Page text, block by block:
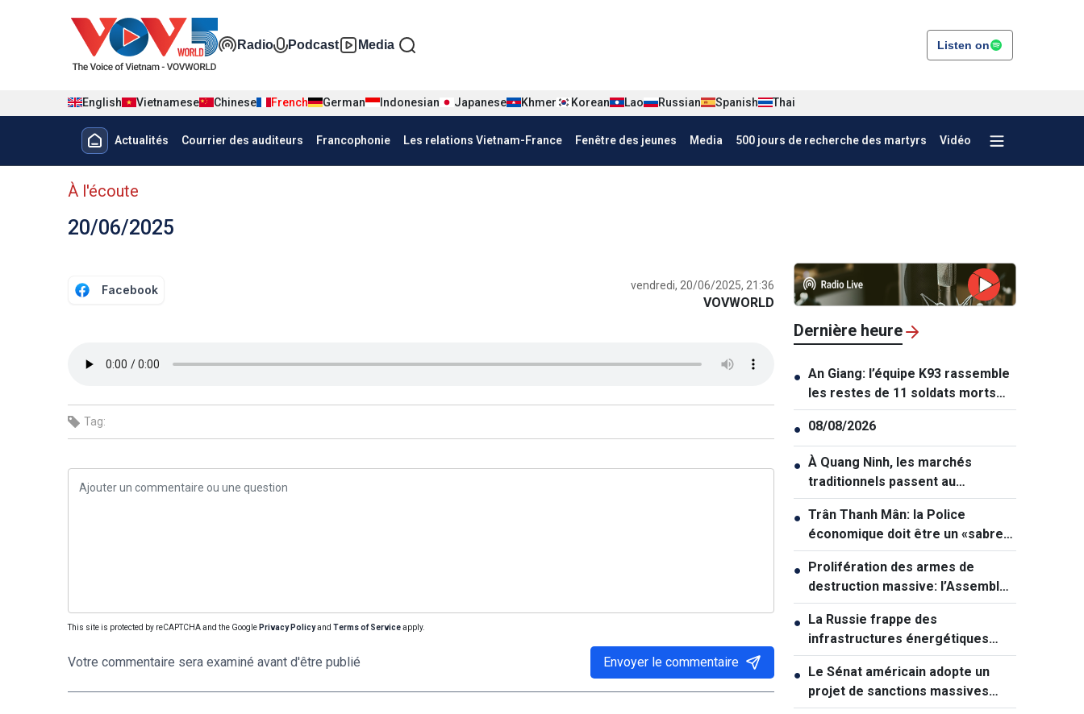
Đa phương tiện tiếng Pháp
Radio Podcast Media Listen on
English Vietnamese Chinese French German Indonesian Japanese Khmer Korean Lao Russian Spanish Thai
Menu trang chủ tiếng Pháp
Actualités Courrier des auditeurs Francophonie Les relations Vietnam-France Fenêtre des jeunes Media 500 jours de recherche des martyrs Vidéo
menu phụ tiếng Pháp
À l'écoute
20/06/2025
Facebook vendredi, 20/06/2025, 21:36
VOVWORLD
Tag:
This site is protected by reCAPTCHA and the Google Privacy Policyand Terms of Serviceapply.
Votre commentaire sera examiné avant d'être publié Envoyer le commentaire
Dernière heure
● An Giang: l’équipe K93 rassemble
les restes de 11 soldats morts
pour la Patrie
● 08/08/2026
● À Quang Ninh, les marchés
traditionnels passent au
numérique
● Trân Thanh Mân: la Police
économique doit être un «sabre
tranchant» dans la lutte contre la
criminalité
● Prolifération des armes de
destruction massive: l’Assemblée
nationale veut renforcer la
prévention
● La Russie frappe des
infrastructures énergétiques
vitales de l'Ukraine
● Le Sénat américain adopte un
projet de sanctions massives
contre la Russie